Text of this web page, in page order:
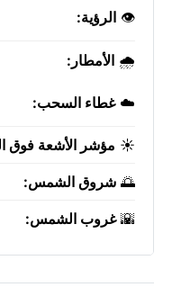
👁️ الرؤية:
🌧️ الأمطار:
☁️غطاء السحب:
☀️ مؤشر الأشعة فوق
🌅 شروق الشمس:
🌇غروب الشمس: